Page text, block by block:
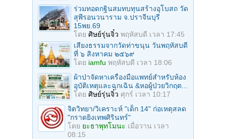
ร่วมทอดกฐินสมทบทุนสร้างอุโบสถ วัด
สุพีรอนวนาราม จ.ปราจีนบุรี
15พย.69
โดย ศิษย์รุ่นจิ๋ว พฤหัสบดี เวลา 17:45
เสียงธรรมจากวัดท่าขนุน วันพฤหัสบดี
ที่ ๖ สิงหาคม ๒๕๖๙
โดย iamfu พฤหัสบดี เวลา 18:06
ผ้าป่าจัดหาเครื่องมือแพทย์สำหรับห้อง
อุบัติเหตุและฉุกเฉิน &หอผู้ป่วยวิกฤต...
โดย ศิษย์รุ่นจิ๋ว ศุกร์ เวลา 10:17
จิตวิทยา/วิเคราะห์ "เด็ก 14" ก่อเหตุสลด
"กราดยิงเทพศิรินทร์"
โดย ยะธาพุทโมนะ เมื่อวาน เวลา
08:15